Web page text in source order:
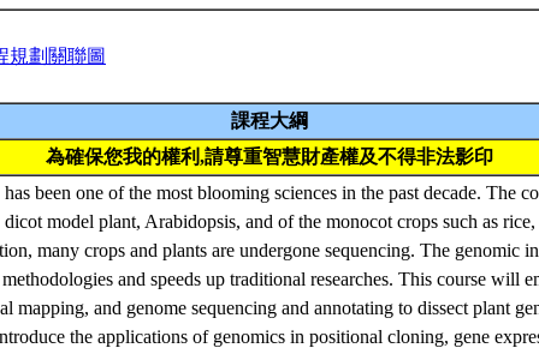
規劃關聯圖
課程大綱
為確保您我的權利,請尊重智慧財產權及不得非法影印
been one of the most blooming sciences in the past decade. The
dicot model plant, Arabidopsis, and of the monocot crops such as
many crops and plants are undergone sequencing. The genomic
and speeds up traditional researches. This course will
mapping, and genome sequencing and annotating to dissect plant
the applications of genomics in positional cloning, gene